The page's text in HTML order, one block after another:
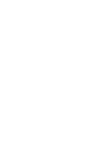
Liebliches